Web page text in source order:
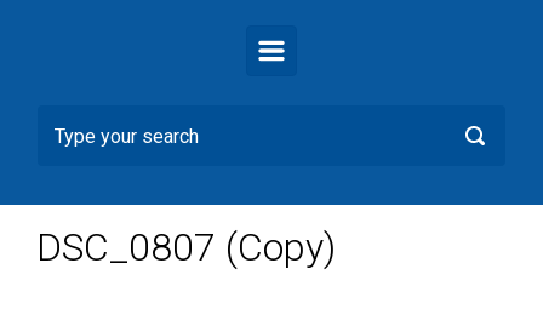
DSC_0807 (Copy)